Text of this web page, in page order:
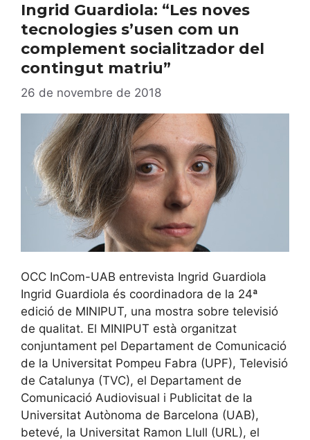
Ingrid Guardiola: “Les noves
tecnologies s’usen com un
complement socialitzador del
contingut matriu”
26 de novembre de 2018
OCC InCom-UAB entrevista Ingrid Guardiola
Ingrid Guardiola és coordinadora de la 24ª
edició de MINIPUT, una mostra sobre televisió
de qualitat. El MINIPUT està organitzat
conjuntament pel Departament de Comunicació
de la Universitat Pompeu Fabra (UPF), Televisió
de Catalunya (TVC), el Departament de
Comunicació Audiovisual i Publicitat de la
Universitat Autònoma de Barcelona (UAB),
betevé, la Universitat Ramon Llull (URL), el